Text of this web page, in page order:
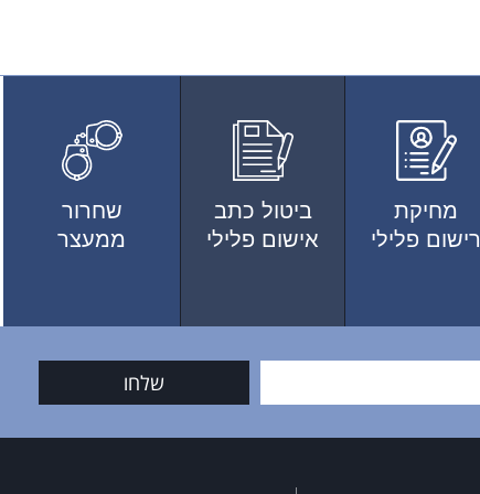
מחיקת
רישום פלילי
ביטול כתב
אישום פלילי
שחרור
ממעצר
שלחו